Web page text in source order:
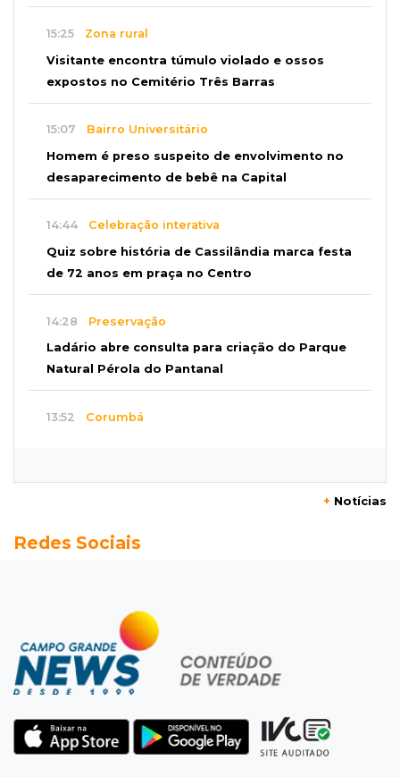
15:25 Zona rural
Visitante encontra túmulo violado e ossos
expostos no Cemitério Três Barras
15:07 Bairro Universitário
Homem é preso suspeito de envolvimento no
desaparecimento de bebê na Capital
14:44 Celebração interativa
Quiz sobre história de Cassilândia marca festa
de 72 anos em praça no Centro
14:28 Preservação
Ladário abre consulta para criação do Parque
Natural Pérola do Pantanal
13:52 Corumbá
Discord é investigado por falha na proteção
Produção artesanal
MS chega a 25 cachaças registradas e amplia
número de produtores em 67%
Idoso tem R$ 39,7 mil retirados da conta em
três transferências misteriosas
+ Notícias
Redes Sociais